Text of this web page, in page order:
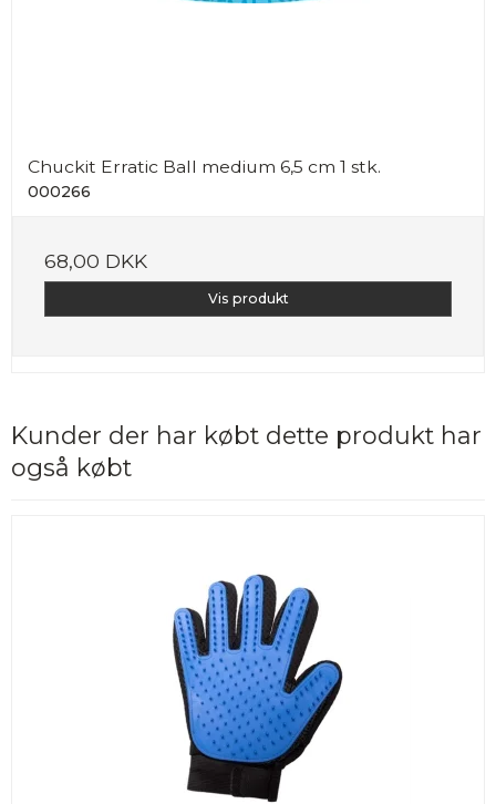
Chuckit Erratic Ball medium 6,5 cm 1 stk.
000266
68,00 DKK
Vis produkt
Kunder der har købt dette produkt har
også købt